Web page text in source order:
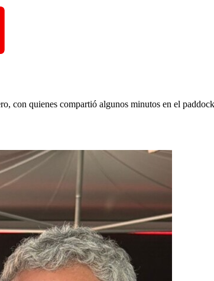
con quienes compartió algunos minutos en el